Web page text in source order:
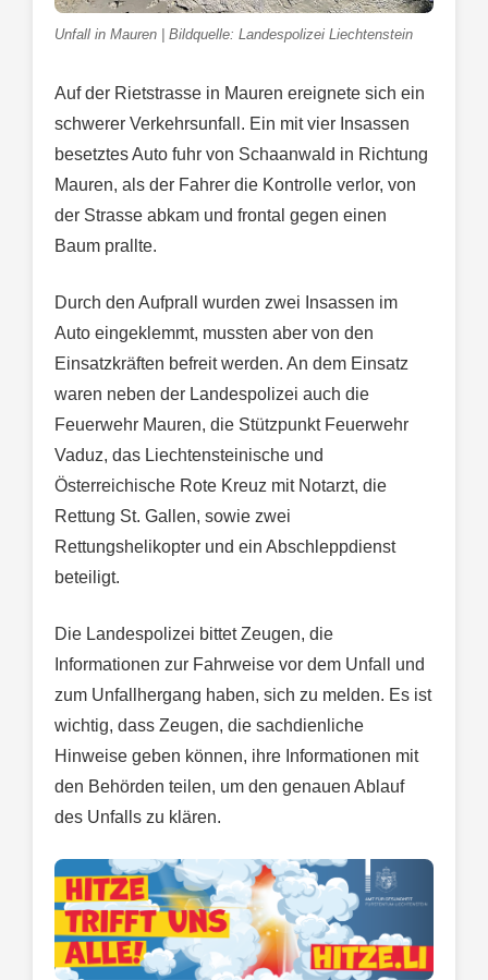
Unfall in Mauren | Bildquelle: Landespolizei Liechtenstein
Auf der Rietstrasse in Mauren ereignete sich ein
schwerer Verkehrsunfall. Ein mit vier Insassen
besetztes Auto fuhr von Schaanwald in Richtung
Mauren, als der Fahrer die Kontrolle verlor, von
der Strasse abkam und frontal gegen einen
Baum prallte.
Durch den Aufprall wurden zwei Insassen im
Auto eingeklemmt, mussten aber von den
Einsatzkräften befreit werden. An dem Einsatz
waren neben der Landespolizei auch die
Feuerwehr Mauren, die Stützpunkt Feuerwehr
Vaduz, das Liechtensteinische und
Österreichische Rote Kreuz mit Notarzt, die
Rettung St. Gallen, sowie zwei
Rettungshelikopter und ein Abschleppdienst
beteiligt.
Die Landespolizei bittet Zeugen, die
Informationen zur Fahrweise vor dem Unfall und
zum Unfallhergang haben, sich zu melden. Es ist
wichtig, dass Zeugen, die sachdienliche
Hinweise geben können, ihre Informationen mit
den Behörden teilen, um den genauen Ablauf
des Unfalls zu klären.